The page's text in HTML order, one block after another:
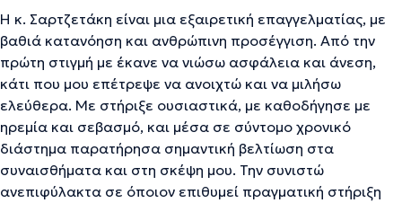
Η κ. Σαρτζετάκη είναι μια εξαιρετική επαγγελματίας, με
βαθιά κατανόηση και ανθρώπινη προσέγγιση. Από την
πρώτη στιγμή με έκανε να νιώσω ασφάλεια και άνεση,
κάτι που μου επέτρεψε να ανοιχτώ και να μιλήσω
ελεύθερα. Με στήριξε ουσιαστικά, με καθοδήγησε με
ηρεμία και σεβασμό, και μέσα σε σύντομο χρονικό
διάστημα παρατήρησα σημαντική βελτίωση στα
συναισθήματα και στη σκέψη μου. Την συνιστώ
ανεπιφύλακτα σε όποιον επιθυμεί πραγματική στήριξη